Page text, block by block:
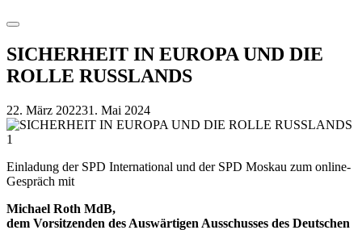
Menu
SICHERHEIT IN EUROPA UND DIE
ROLLE RUSSLANDS
22. März 202231. Mai 2024
Einladung der SPD International und der SPD Moskau zum online-
Gespräch mit
Michael Roth MdB,
dem Vorsitzenden des Auswärtigen Ausschusses des Deutschen